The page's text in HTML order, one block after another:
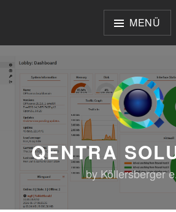
MENÜ
QENTRA
by Köllersberger